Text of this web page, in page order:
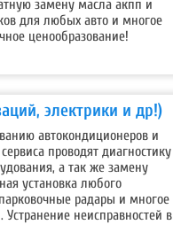
замену масла акпп и
для любых авто и многое
ценообразование!
электрики и др!)
автокондиционеров и
проводят диагностику
а так же замену
установка любого
радары и многое
неисправностей в